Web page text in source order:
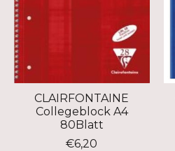
CLAIRFONTAINE
Collegeblock A4
80Blatt
€6,20